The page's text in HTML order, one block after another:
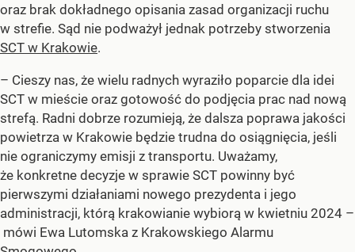
oraz brak dokładnego opisania zasad organizacji ruchu
w strefie. Sąd nie podważył jednak potrzeby stworzenia
SCT w Krakowie.
– Cieszy nas, że wielu radnych wyraziło poparcie dla idei
SCT w mieście oraz gotowość do podjęcia prac nad nową
strefą. Radni dobrze rozumieją, że dalsza poprawa jakości
powietrza w Krakowie będzie trudna do osiągnięcia, jeśli
nie ograniczymy emisji z transportu. Uważamy,
że konkretne decyzje w sprawie SCT powinny być
pierwszymi działaniami nowego prezydenta i jego
administracji, którą krakowianie wybiorą w kwietniu 2024 –
mówi Ewa Lutomska z Krakowskiego Alarmu